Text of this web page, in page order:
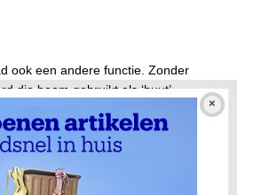
ook een andere functie. Zonder
die boom gebruikt als ‘buut’.
we iets voor kleine kinderen, Wat
ook gruwelverhalen rond over een
urenlang verstopt gezeten had lang
huis waren gegaan. Heel goed